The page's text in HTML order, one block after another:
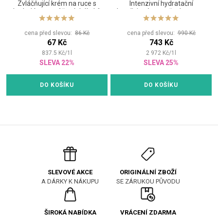
Zvláčňující krém na ruce s
hydrolátem z růžových lístků
cena před slevou: 86 Kč
67 Kč
837.5 Kč/1
SLEVA 22%
DO KOŠÍKU
Intenzivní hydratační
kondicionér pro všechny typy
vlasů
cena před slevou:990 Kč
743 Kč
2 972 Kč/1
SLEVA 25%
DO KOŠÍKU
SLEVOVÉ AKCE
A DÁRKY K NÁKUPU
ORIGINÁLNÍ ZBOŽÍ
SE ZÁRUKOU PŮVODU
ŠIROKÁ NABÍDKA
VRÁCENÍ ZDARMA